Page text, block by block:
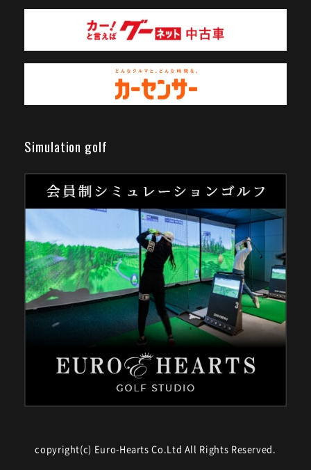
Simulation golf
copyright(c) Euro-Hearts Co.Ltd All Rights Reserved.